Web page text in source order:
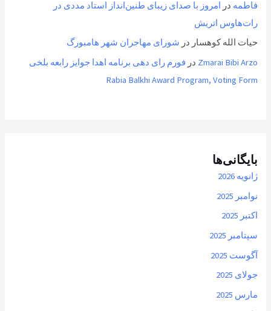
فاطمه در امروز با صدای زیبای طنین‌انداز استاد مددی در
رات‌هاوس اتریش
حیات الله کوهسار در شورای مهاجران شهر هامبورگ
Zmarai Bibi Arzo در فورم رای دهی برنامه اهدا جوایز رابعه بلخی
Rabia Balkhi Award Program, Voting Form
بایگانی‌ها
ژانویه 2026
نوامبر 2025
اکتبر 2025
سپتامبر 2025
آگوست 2025
جولای 2025
مارس 2025